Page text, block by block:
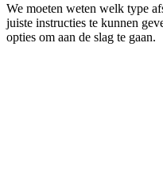
We moeten weten welk type
juiste instructies te kunnen
opties om aan de slag te gaan.